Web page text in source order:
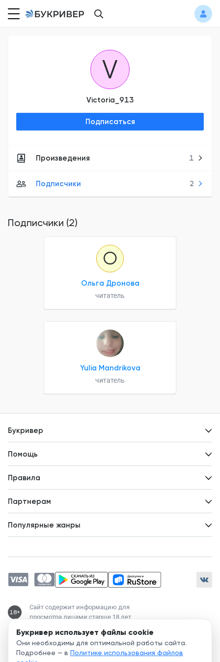
Букривер использует файлы cookie
Они необходимы для оптимальной работы сайта.
Подробнее — в Политике использования файлов
V
Victoria_913
Подписаться
Произведения 1
Подписчики 2
Подписчики (2)
О
Ольга Дронова
читатель
Yulia Mandrikova
читатель
Букривер
Новости
Помощь
Правила
Партнерам
Популярные жанры
Магические академии
Современный любовный роман
Любовное фэнтези
18+
Сайт содержит информацию для
просмотра лицами старше 18 лет
Служба поддержки:
support@bookriver.ru